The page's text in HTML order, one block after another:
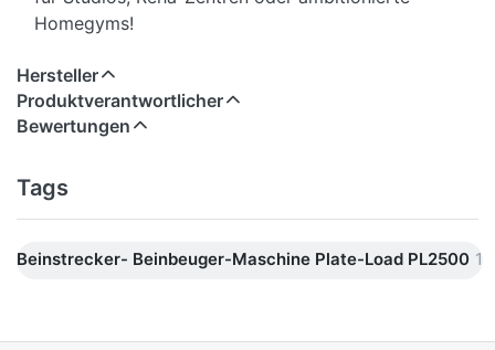
Homegyms!
Hersteller
Produktverantwortlicher
Bewertungen
Tags
Beinstrecker- Beinbeuger-Maschine Plate-Load PL2500 1